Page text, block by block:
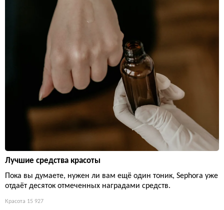
Лучшие средства красоты
Пока вы думаете, нужен ли вам ещё один тоник, Sephora уже
отдаёт десяток отмеченных наградами средств.
Красота 15 927